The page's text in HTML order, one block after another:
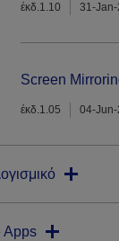
έκδ.1.10 31-
Screen
έκδ.1.05 04-
Apps